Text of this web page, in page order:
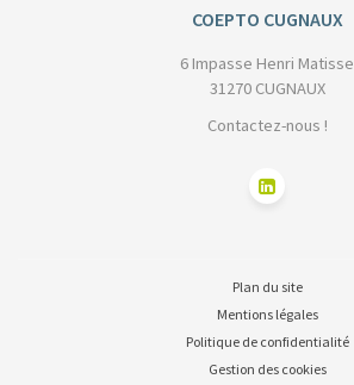
COEPTO CUGNAUX
6 Impasse Henri Matisse
31270 CUGNAUX
Contactez-nous !
Plan du site
Mentions légales
Politique de confidentialité
Gestion des cookies